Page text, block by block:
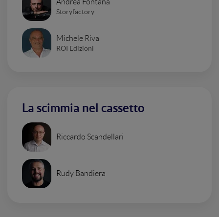
Storyfactory
Michele Riva
ROI Edizioni
La scimmia nel cassetto
Riccardo Scandellari
Rudy Bandiera